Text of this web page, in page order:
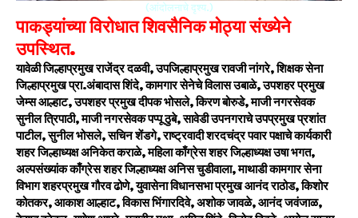
(आंदोलनाचे दृश्य.)
पाकड्यांच्या विरोधात शिवसैनिक मोठ्या संख्येने
उपस्थित.
यावेळी जिल्हाप्रमुख राजेंद्र दळवी, उपजिल्हाप्रमुख रावजी नांगरे, शिक्षक सेना
जिल्हाप्रमुख प्रा.अंबादास शिंदे, कामगार सेनेचे विलास उबाळे, उपशहर प्रमुख
जेम्स आल्हाट, उपशहर प्रमुख दीपक भोसले, किरण बोरुडे, माजी नगरसेवक
सुनील त्रिपाठी, माजी नगरसेवक पप्पू ठुबे, सावेडी उपनगराचे उपप्रमुख प्रशांत
पाटील, सुनील भोसले, सचिन शेंडगे, राष्ट्रवादी शरदचंद्र पवार पक्षाचे कार्यकारी
शहर जिल्हाध्यक्ष अनिकेत कराळे, महिला काँग्रेस शहर जिल्हाध्यक्ष उषा भगत,
अल्पसंख्यांक काँग्रेस शहर जिल्हाध्यक्ष अनिस चुडीवाला, माथाडी कामगार सेना
विभाग शहरप्रमुख गौरव ढोणे, युवासेना विधानसभा प्रमुख आनंद राठोड, किशोर
कोतकर, आकाश आल्हाट, विकास भिंगारदिवे, अशोक जावळे, आनंद जवंजाळ,